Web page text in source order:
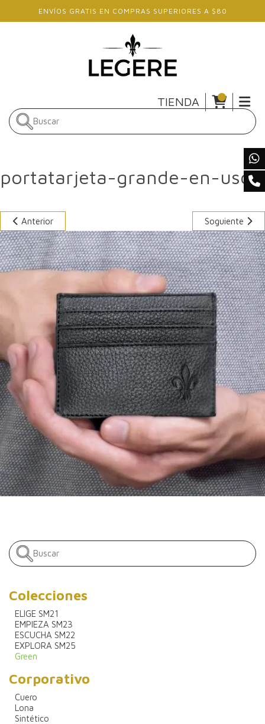
Skip to main content
ENVÍOS GRATIS EN COMPRAS SUPERIORES A $80
TIENDA
portatarjeta-grande-en-uso
Anterior Soguiente
Colecciones
ELIGE SM21
EMPIEZA SM23
ESCUCHA SM22
EXPLORA SM25
Green
Corporativo
Cuero
Lona
Sintético